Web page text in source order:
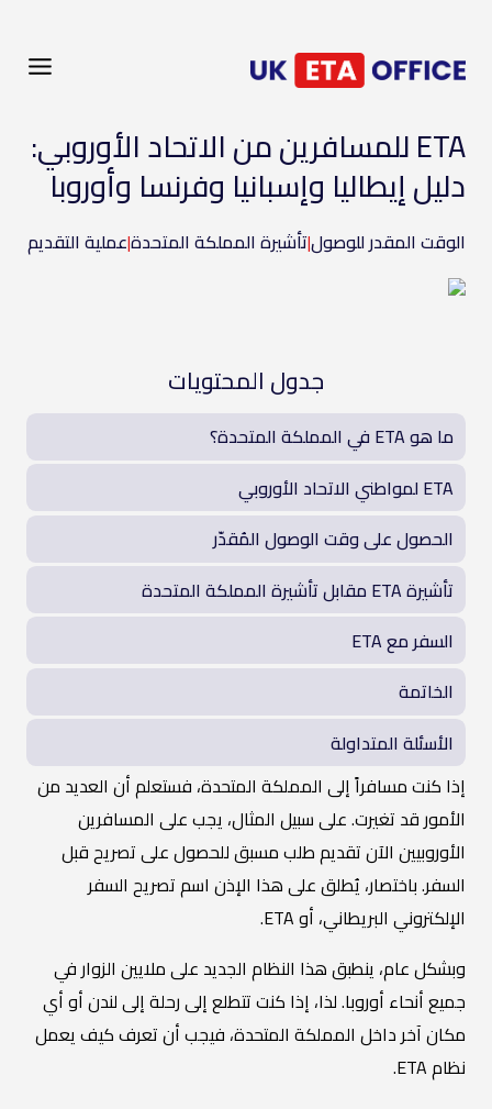
ETA للمسافرين من الاتحاد الأوروبي:
دليل إيطاليا وإسبانيا وفرنسا وأوروبا
الوقت المقدر للوصول|تأشيرة المملكة المتحدة|عملية التقديم
جدول المحتويات
ما هو ETA في المملكة المتحدة؟
ETA لمواطني الاتحاد الأوروبي
الحصول على وقت الوصول المُقدّر
تأشيرة ETA مقابل تأشيرة المملكة المتحدة
السفر مع ETA
الخاتمة
الأسئلة المتداولة
إذا كنت مسافراً إلى المملكة المتحدة، فستعلم أن العديد من
الأمور قد تغيرت. على سبيل المثال، يجب على المسافرين
الأوروبيين الآن تقديم طلب مسبق للحصول على تصريح قبل
السفر. باختصار، يُطلق على هذا الإذن اسم تصريح السفر
الإلكتروني البريطاني، أو ETA.
وبشكل عام، ينطبق هذا النظام الجديد على ملايين الزوار في
جميع أنحاء أوروبا. لذا، إذا كنت تتطلع إلى رحلة إلى لندن أو أي
مكان آخر داخل المملكة المتحدة، فيجب أن تعرف كيف يعمل
نظام ETA.